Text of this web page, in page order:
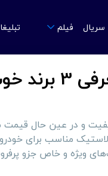
سریال فیلم
و در عین حال
ویژه و خاص جزو